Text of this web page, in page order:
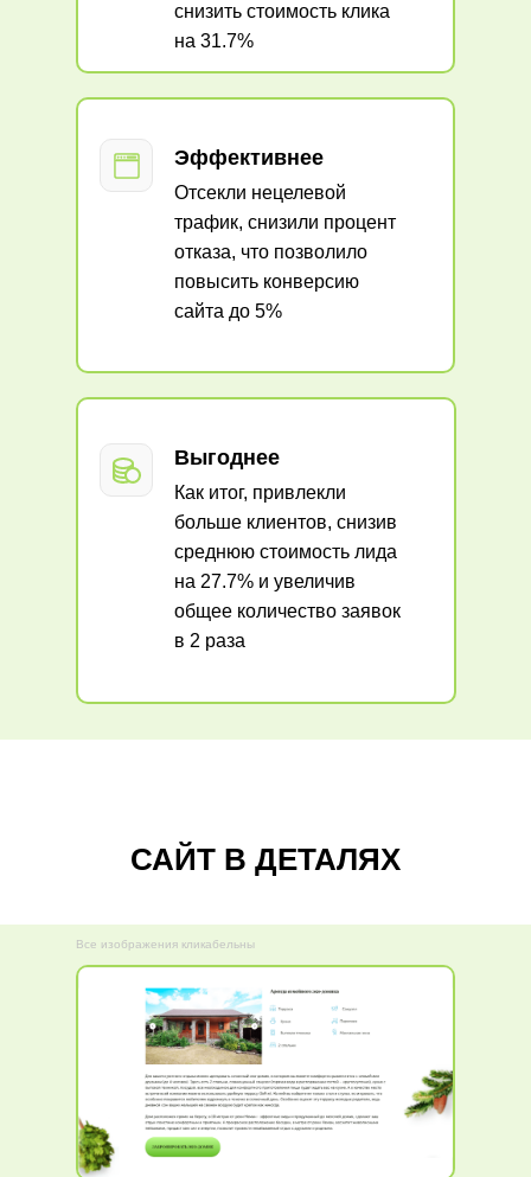
Эффективнее
Отсекли нецелевой
трафик, снизили процент
отказа, что позволило
повысить конверсию
сайта до 5%
Выгоднее
Как итог, привлекли
больше клиентов, снизив
среднюю стоимость лида
на 27.7% и увеличив
общее количество заявок
в 2 раза
снизить стоимость клика
на 31.7%
САЙТ В ДЕТАЛЯХ
Все изображения кликабельны